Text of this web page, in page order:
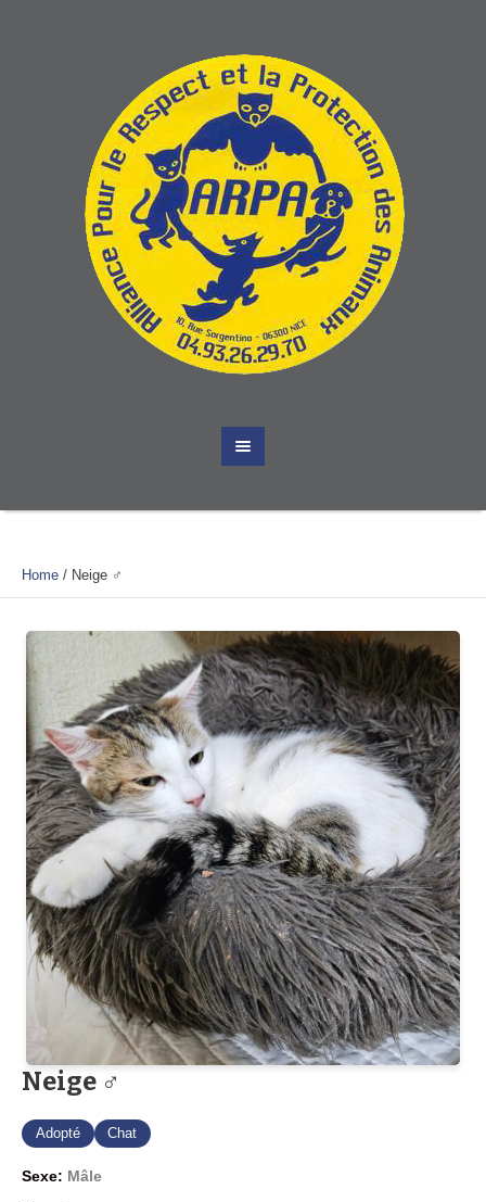
Home / Neige ♂
Neige ♂
Adopté Chat
Sexe: Mâle